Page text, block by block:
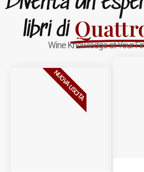
libri di
Wine Knowledge at Your
NUOVA USCITA